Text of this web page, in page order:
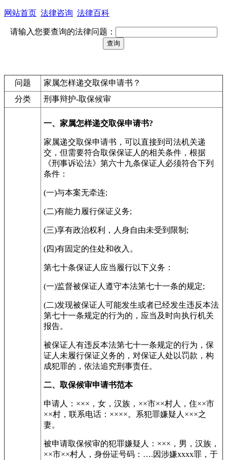
网站首页 法律咨询 法律百科
请输入您要查询的法律问题：
问题
家属怎样递交取保申请书？
分类
刑事辩护-取保候审
一、家属怎样递交取保申请书?
家属递交取保申请书，可以直接到司法机关递
交，但需要符合取保保证人的相关条件，根据
《刑事诉讼法》第六十九条保证人必须符合下列
条件：
(一)与本案无牵连;
(二)有能力履行保证义务;
(三)享有政治权利，人身自由未受到限制;
(四)有固定的住处和收入。
第七十条保证人应当履行以下义务：
(一)监督被保证人遵守本法第七十一条的规定;
(二)发现被保证人可能发生或者已经发生违反本法
第七十一条规定的行为的，应当及时向执行机关
报告。
被保证人有违反本法第七十一条规定的行为，保
证人未履行保证义务的，对保证人处以罚款，构
成犯罪的，依法追究刑事责任。
二、取保候审申请书范本
申请人：×××，女，汉族，××市××村人，住××市
××村，联系电话：××××。系犯罪嫌疑人×××之
妻。
被申请取保候审的犯罪嫌疑人：×××，男，汉族，
××市××村人，身份证号码：….因涉嫌xxxx罪，于